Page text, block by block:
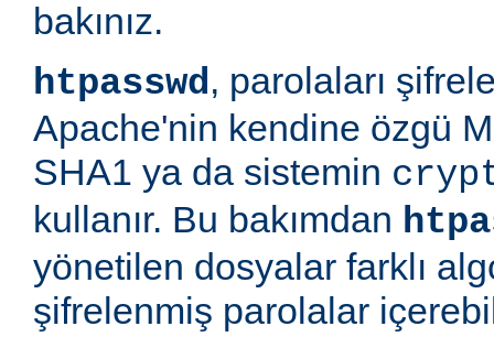
bakınız.
htpasswd, parolaları
Apache'nin kendine özgü
SHA1 ya da sistemin
kullanır. Bu bakımdan
yönetilen dosyalar farklı
şifrelenmiş parolalar